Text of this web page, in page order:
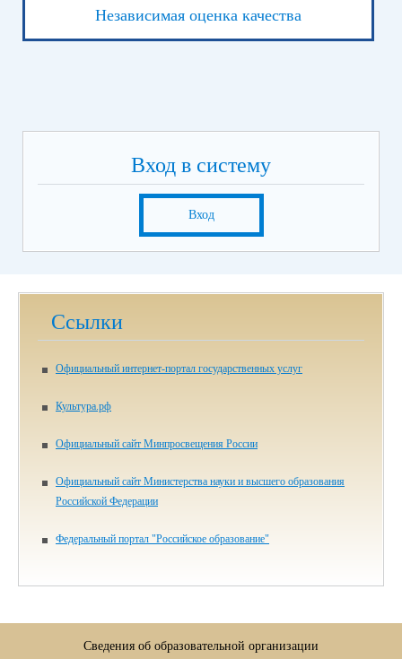
Независимая оценка качества
Вход в систему
Вход
Ссылки
Официальный интернет-портал государственных услуг
Культура.рф
Официальный сайт Минпросвещения России
Официальный сайт Министерства науки и высшего образования
Российской Федерации
Федеральный портал "Российское образование"
Сведения об образовательной организации